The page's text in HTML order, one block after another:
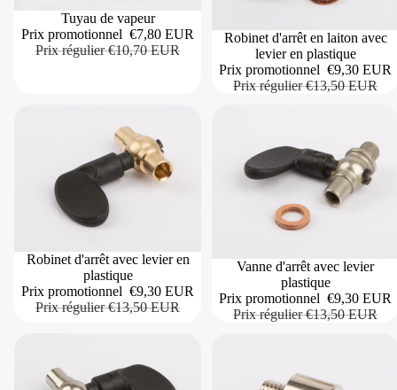
Tuyau de vapeur
Prix promotionnel €7,80 EUR
Prix régulier€10,70 EUR
Robinet d'arrêt en laiton avec
levier en plastique
Prix promotionnel €9,30 EUR
Prix régulier€13,50 EUR
Robinet d'arrêt avec levier en
plastique
Prix promotionnel €9,30 EUR
Prix régulier€13,50 EUR
Vanne d'arrêt avec levier
plastique
Prix promotionnel €9,30 EUR
Prix régulier€13,50 EUR